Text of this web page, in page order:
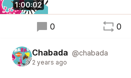
1:00:02
0 0
Chabada @chabada
2 years ago